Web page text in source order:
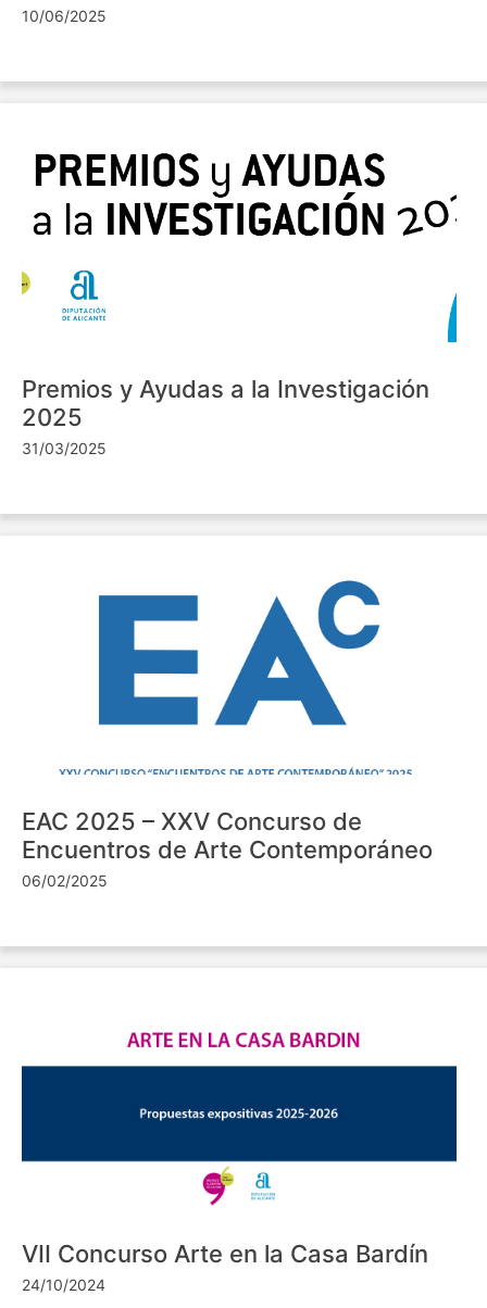
10/06/2025
Premios y Ayudas a la Investigación
2025
31/03/2025
EAC 2025 – XXV Concurso de
Encuentros de Arte Contemporáneo
06/02/2025
VII Concurso Arte en la Casa Bardín
24/10/2024